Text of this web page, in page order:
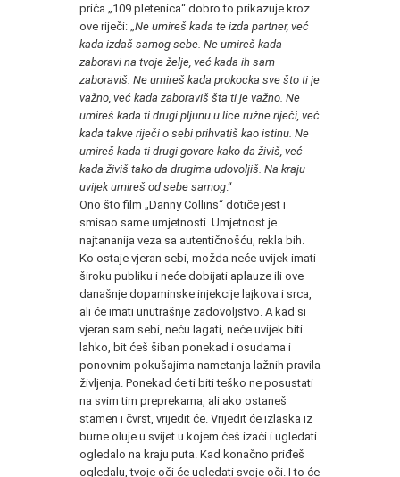
priča „109 pletenica“ dobro to prikazuje kroz
ove riječi: „Ne umireš kada te izda partner, već
kada izdaš samog sebe. Ne umireš kada
zaboravi na tvoje želje, već kada ih sam
zaboraviš. Ne umireš kada prokocka sve što ti je
važno, već kada zaboraviš šta ti je važno. Ne
umireš kada ti drugi pljunu u lice ružne riječi, već
kada takve riječi o sebi prihvatiš kao istinu. Ne
umireš kada ti drugi govore kako da živiš, već
kada živiš tako da drugima udovoljiš. Na kraju
uvijek umireš od sebe samog.“
Ono što film „Danny Collins“ dotiče jest i
smisao same umjetnosti. Umjetnost je
najtananija veza sa autentičnošću, rekla bih.
Ko ostaje vjeran sebi, možda neće uvijek imati
široku publiku i neće dobijati aplauze ili ove
današnje dopaminske injekcije lajkova i srca,
ali će imati unutrašnje zadovoljstvo. A kad si
vjeran sam sebi, neću lagati, neće uvijek biti
lahko, bit ćeš šiban ponekad i osudama i
ponovnim pokušajima nametanja lažnih pravila
življenja. Ponekad će ti biti teško ne posustati
na svim tim preprekama, ali ako ostaneš
stamen i čvrst, vrijedit će. Vrijedit će izlaska iz
burne oluje u svijet u kojem ćeš izaći i ugledati
ogledalo na kraju puta. Kad konačno priđeš
ogledalu, tvoje oči će ugledati svoje oči. I to će